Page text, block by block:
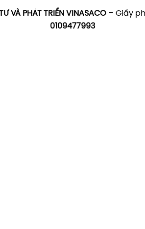
VÀ PHÁT TRIỂN VINASACO – Giấy
0109477993